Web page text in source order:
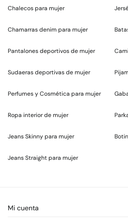
Chalecos para mujer
Chamarras denim para mujer
Pantalones deportivos de mujer
Sudaeras deportivas de mujer
Perfumes y Cosmética para mujer
Ropa interior de mujer
Jeans Skinny para mujer
Jeans Straight para mujer
Mi cuenta